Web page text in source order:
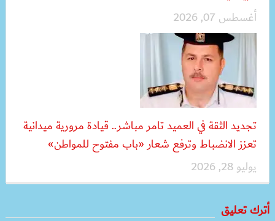
أغسطس 07, 2026
تجديد الثقة في العميد تامر مباشر.. قيادة مرورية ميدانية
تعزز الانضباط وترفع شعار «باب مفتوح للمواطن»
يوليو 28, 2026
أترك تعليق